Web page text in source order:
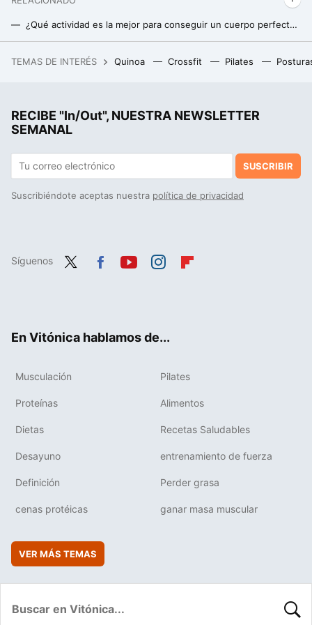
¿Qué actividad es la mejor para conseguir un cuerpo perfecto de cara al verano?. La pregunta de la semana
TEMAS DE INTERÉS Quinoa Crossfit Pilates
RECIBE "In/Out", NUESTRA NEWSLETTER
SEMANAL
SUSCRIBIR
Suscribiéndote aceptas nuestra política de privacidad
Síguenos
En Vitónica hablamos de...
Musculación Pilates
Proteínas Alimentos
Dietas Recetas Saludables
Desayuno entrenamiento de fuerza
Definición Perder grasa
cenas protéicas ganar masa muscular
VER MÁS TEMAS